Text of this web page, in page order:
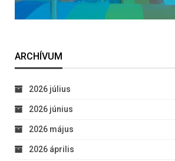
ARCHÍVUM
2026 július
2026 június
2026 május
2026 április